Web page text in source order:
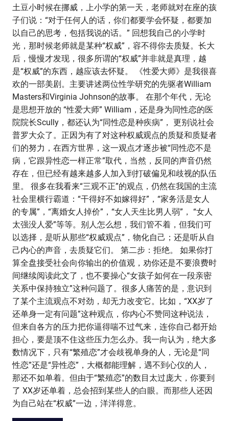
土豆小时候在挪威，上小学的第一天，老师就对在座的孩
子们说：“对于任何人的话，你们都要学会怀疑，都要加
以自己的思考，包括我说的话。” 回想我自己的小学时
光，那时候老师就是某种“权威”，容不得你去质疑。长大
后，慢慢才发现，很多所谓的“权威”并非就是真理，越
是“权威”的东西，越应该去怀疑。 《性爱大师》是我很喜
欢的一部美剧。主要讲述两位性学研究的先驱者William
Masters和Virginia Johnson的故事。 在那个年代，无论
是思想开放的 “性爱大师” William，还是身为同性恋的医
院院长Scully，都还认为“同性恋是种疾病”， 更别说社会
普罗大众了。正因为有了对这种权威观点的质疑和质疑者
们的努力，在西方世界，这一观点才逐步被“同性恋不是
病，它跟异性恋一样正常”取代，当然，反同的声音仍然
存在，但已经有越来越多人加入到打破偏见和歧视的队伍
里。 很多在我看来“三观不正”的观点，仍然在我国的主流
社会里横行霸道：“干得好不如嫁得好”，“家务活是女人
的专属”，“离婚女人掉价”，“女人天生比男人弱”， “女人
太强没人爱”等等。别人怎么想，我们管不着，但我们可
以选择，是听从那些“权威观点”，物化自己；还是听从自
己内心的声音，去质疑它们。 第二步：拒绝。 如果你打
算全盘接受社会向你输出的价值观，劝你还是不要浪费时
间继续阅读此文了，也不要操心“女孩子如何在一段亲密
关系中保持独立”这种问题了。很多人痛苦的是，意识到
了某个主流观点不对劲，却无力改变它。比如，“XX岁了
还单身一定有问题”这种观点，你内心不赞同这种说法，
但来自各方的压力把你逼得喘不过气来，连你自己都开始
担心，要是顶不住这些压力怎么办。我一向认为，绝大多
数情况下，只有“繁殖恋”才会歧视单身的人，无论是“同
性恋”还是“异性恋”，大概都能理解，遇不到心仪的人，
那还不如单着。但由于“繁殖恋”的数目太过庞大，你要到
了 XX岁还单着，总会招到某些人的白眼。而那些人还因
为自己站在“权威”一边，洋洋得意。